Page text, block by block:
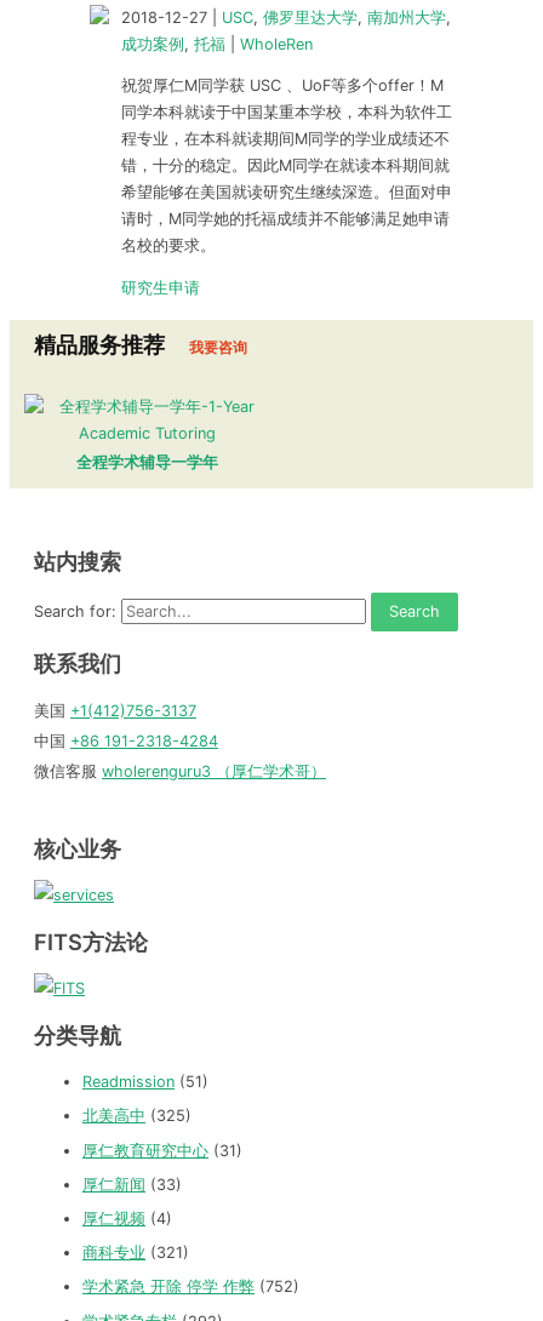
2018-12-27 USC, 佛罗里达大学, 南加州大学,
成功案例, 托福 WholeRen
祝贺厚仁M同学获 USC 、UoF等多个offer！M
同学本科就读于中国某重本学校，本科为软件工
程专业，在本科就读期间M同学的学业成绩还不
错，十分的稳定。因此M同学在就读本科期间就
希望能够在美国就读研究生继续深造。但面对申
请时，M同学她的托福成绩并不能够满足她申请
名校的要求。
研究生申请
精品服务推荐 我要咨询
全程学术辅导一学年
站内搜索
Search for:
联系我们
美国 +1(412)756-3137
中国 +86 191-2318-4284
微信客服 wholerenguru3 （厚仁学术哥）
核心业务
FITS方法论
分类导航
Readmission (51)
北美高中 (325)
厚仁教育研究中心 (31)
厚仁新闻 (33)
厚仁视频 (4)
商科专业 (321)
学术紧急 开除 停学 作弊 (752)